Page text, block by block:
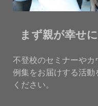
まず親が幸せ
不登校のセミナーや
例集をお届けする活
ください。